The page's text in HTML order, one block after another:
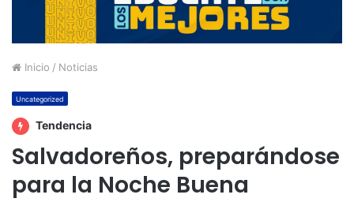
Inicio / Noticias
Uncategorized
Tendencia
Salvadoreños, preparándose
para la Noche Buena